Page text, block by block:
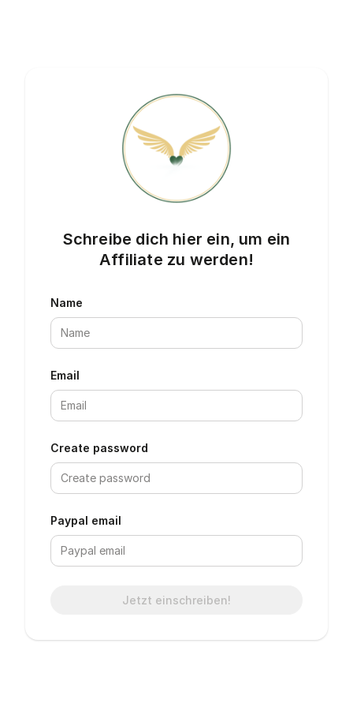
Schreibe dich hier ein, um ein
Affiliate zu werden!
Name
Email
Create password
Paypal email
Jetzt einschreiben!